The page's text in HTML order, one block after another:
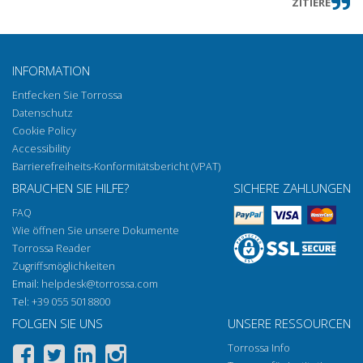
INFORMATION
Entfecken Sie Torrossa
Datenschutz
Cookie Policy
Accessibility
Barrierefreiheits-Konformitätsbericht (VPAT)
BRAUCHEN SIE HILFE?
FAQ
Wie öffnen Sie unsere Dokumente
Torrossa Reader
Zugriffsmöglichkeiten
Email: helpdesk@torrossa.com
Tel: +39 055 5018800
SICHERE ZAHLUNGEN
FOLGEN SIE UNS UNSERE RESSOURCEN
Torrossa Info